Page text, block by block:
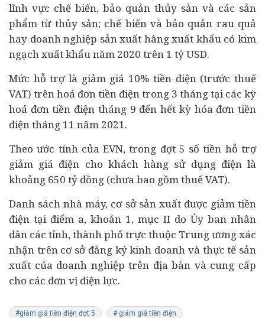
lĩnh vực chế biến, bảo quản thủy sản và các sản
phẩm từ thủy sản; chế biến và bảo quản rau quả
hay doanh nghiệp sản xuất hàng xuất khẩu có kim
ngạch xuất khẩu năm 2020 trên 1 tỷ USD.
Mức hỗ trợ là giảm giá 10% tiền điện (trước thuế
VAT) trên hoá đơn tiền điện trong 3 tháng tại các kỳ
hoá đơn tiền điện tháng 9 đến hết kỳ hóa đơn tiền
điện tháng 11 năm 2021.
Theo ước tính của EVN, trong đợt 5 số tiền hỗ trợ
giảm giá điện cho khách hàng sử dụng điện là
khoảng 650 tỷ đồng (chưa bao gồm thuế VAT).
Danh sách nhà máy, cơ sở sản xuất được giảm tiền
điện tại điểm a, khoản 1, mục II do Ủy ban nhân
dân các tỉnh, thành phố trực thuộc Trung ương xác
nhận trên cơ sở đăng ký kinh doanh và thực tế sản
xuất của doanh nghiệp trên địa bàn và cung cấp
cho các đơn vị điện lực.
#giảm giá tiền điện đợt 5 # giảm giá tiền điện